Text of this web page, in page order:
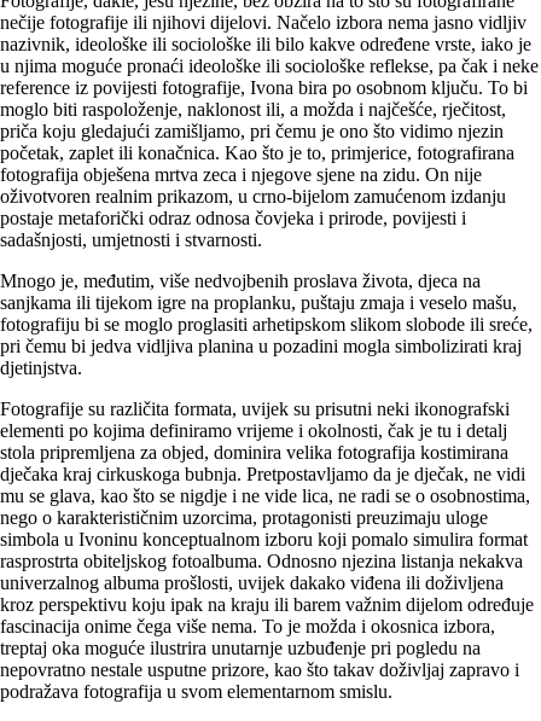
nečije fotografije ili njihovi dijelovi. Načelo izbora nema jasno vidljiv
nazivnik, ideološke ili sociološke ili bilo kakve određene vrste, iako je
u njima moguće pronaći ideološke ili sociološke reflekse, pa čak i neke
reference iz povijesti fotografije, Ivona bira po osobnom ključu. To bi
moglo biti raspoloženje, naklonost ili, a možda i najčešće, rječitost,
priča koju gledajući zamišljamo, pri čemu je ono što vidimo njezin
početak, zaplet ili konačnica. Kao što je to, primjerice, fotografirana
fotografija obješena mrtva zeca i njegove sjene na zidu. On nije
oživotvoren realnim prikazom, u crno-bijelom zamućenom izdanju
postaje metaforički odraz odnosa čovjeka i prirode, povijesti i
sadašnjosti, umjetnosti i stvarnosti.
Mnogo je, međutim, više nedvojbenih proslava života, djeca na
sanjkama ili tijekom igre na proplanku, puštaju zmaja i veselo mašu,
fotografiju bi se moglo proglasiti arhetipskom slikom slobode ili sreće,
pri čemu bi jedva vidljiva planina u pozadini mogla simbolizirati kraj
djetinjstva.
Fotografije su različita formata, uvijek su prisutni neki ikonografski
elementi po kojima definiramo vrijeme i okolnosti, čak je tu i detalj
stola pripremljena za objed, dominira velika fotografija kostimirana
dječaka kraj cirkuskoga bubnja. Pretpostavljamo da je dječak, ne vidi
mu se glava, kao što se nigdje i ne vide lica, ne radi se o osobnostima,
nego o karakterističnim uzorcima, protagonisti preuzimaju uloge
simbola u Ivoninu konceptualnom izboru koji pomalo simulira format
rasprostrta obiteljskog fotoalbuma. Odnosno njezina listanja nekakva
univerzalnog albuma prošlosti, uvijek dakako viđena ili doživljena
kroz perspektivu koju ipak na kraju ili barem važnim dijelom određuje
fascinacija onime čega više nema. To je možda i okosnica izbora,
treptaj oka moguće ilustrira unutarnje uzbuđenje pri pogledu na
nepovratno nestale usputne prizore, kao što takav doživljaj zapravo i
podražava fotografija u svom elementarnom smislu.